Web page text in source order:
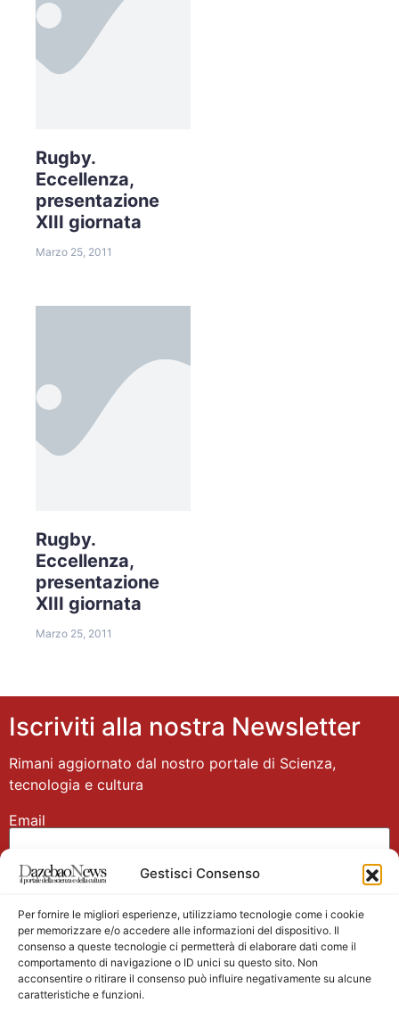
Gestisci Consenso
Per fornire le migliori esperienze, utilizziamo tecnologie come i cookie
per memorizzare e/o accedere alle informazioni del dispositivo. Il
consenso a queste tecnologie ci permetterà di elaborare dati come il
comportamento di navigazione o ID unici su questo sito. Non
acconsentire o ritirare il consenso può influire negativamente su alcune
caratteristiche e funzioni.
Rugby.
Eccellenza,
presentazione
XIII giornata
Marzo 25, 2011
Rugby.
Eccellenza,
presentazione
XIII giornata
Marzo 25, 2011
Iscriviti alla nostra Newsletter
Rimani aggiornato dal nostro portale di Scienza,
tecnologia e cultura
Email
Nome